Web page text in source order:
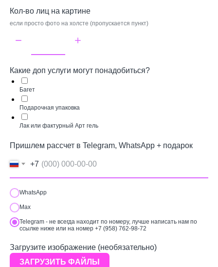
Кол-во лиц на картине
если просто фото на холсте (пропускается пункт)
Какие доп услуги могут понадобиться?
Багет
Подарочная упаковка
Лак или фактурный Арт гель
Пришлем рассчет в Telegram, WhatsApp + подарок
+7
WhatsApp
Max
Telegram - не всегда находит по номеру, лучше написать нам по
ссылке ниже или на номер +7 (958) 762-98-72
Загрузите изображение (необязательно)
ЗАГРУЗИТЬ ФАЙЛЫ